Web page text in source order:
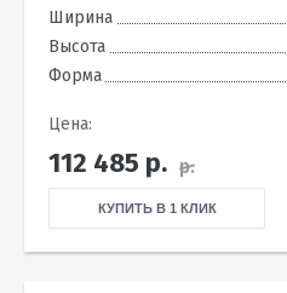
Ширина
Высота
Форма
Цена:
112 485 р. р.
КУПИТЬ В 1 КЛИК